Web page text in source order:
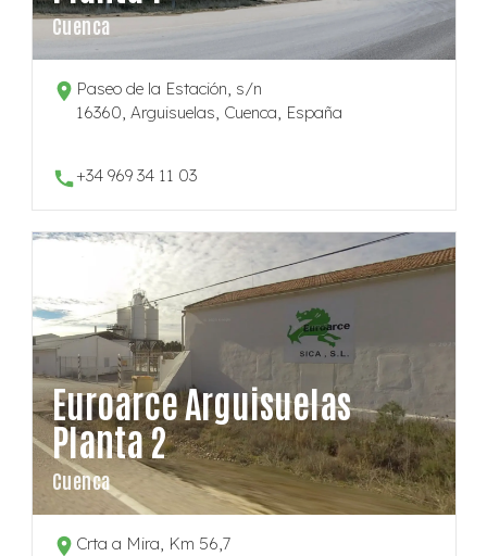
Cuenca
Paseo de la Estación, s/n
16360, Arguisuelas, Cuenca, España
+34 969 34 11 03
Euroarce Arguisuelas
Planta 2
Cuenca
Crta a Mira, Km 56,7